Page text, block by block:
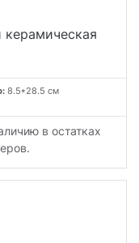
8.5*28.5 см
в остатках